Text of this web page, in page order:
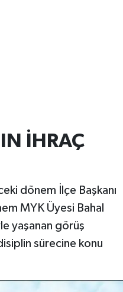
İHRAÇ
dönem İlçe Başkanı
MYK Üyesi Bahal
yaşanan görüş
sürecine konu